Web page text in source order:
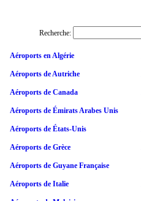
Recherche:
Aéroports en Algérie
Aéroports de Autriche
Aéroports de Canada
Aéroports de Émirats Arabes Unis
Aéroports de États-Unis
Aéroports de Grèce
Aéroports de Guyane Française
Aéroports de Italie